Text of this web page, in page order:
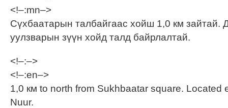
<!–:mn–>
Сүхбаатарын талбайгаас хойш 1,0 км зайтай.
уулзварын зүүн хойд талд байрлалтай.
<!–:–>
<!–:en–>
1,0 км to north from Sukhbaatar square. Located
Nuur.